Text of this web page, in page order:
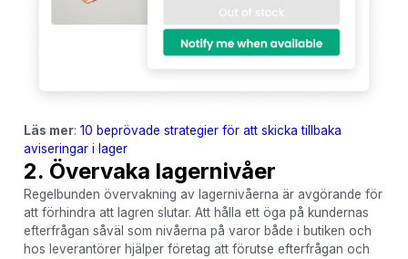
Läs mer: 10 beprövade strategier för att skicka tillbaka
aviseringar i lager
2. Övervaka lagernivåer
Regelbunden övervakning av lagernivåerna är avgörande för
att förhindra att lagren slutar. Att hålla ett öga på kundernas
efterfrågan såväl som nivåerna på varor både i butiken och
hos leverantörer hjälper företag att förutse efterfrågan och